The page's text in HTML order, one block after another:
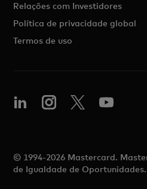
Relações com Investidores
Política de privacidade global
Termos de uso
© 1994-2026 Mastercard.
de Igualdade de Oportunidades.